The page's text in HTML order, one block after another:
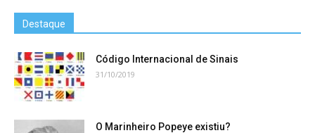
Destaque
Código Internacional de Sinais
31/10/2019
O Marinheiro Popeye existiu?